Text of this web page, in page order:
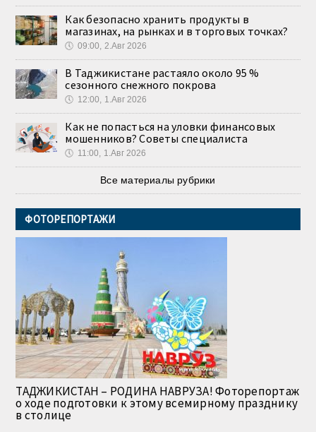
Как безопасно хранить продукты в
магазинах, на рынках и в торговых точках?
🕔 09:00, 2.Авг 2026
В Таджикистане растаяло около 95 %
сезонного снежного покрова
🕔 12:00, 1.Авг 2026
Как не попасться на уловки финансовых
мошенников? Советы специалиста
🕔 11:00, 1.Авг 2026
Все материалы рубрики
ФОТОРЕПОРТАЖИ
ТАДЖИКИСТАН – РОДИНА НАВРУЗА! Фоторепортаж
о ходе подготовки к этому всемирному празднику
в столице